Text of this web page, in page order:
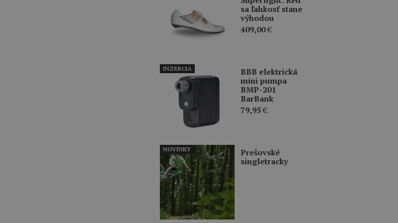
sa ľahkosť stane
výhodou
409,00€
BBB elektrická
mini pumpa
BMP-201
BarBank
79,95€
INZERCIA
Prešovské
singletracky
NOVINKY